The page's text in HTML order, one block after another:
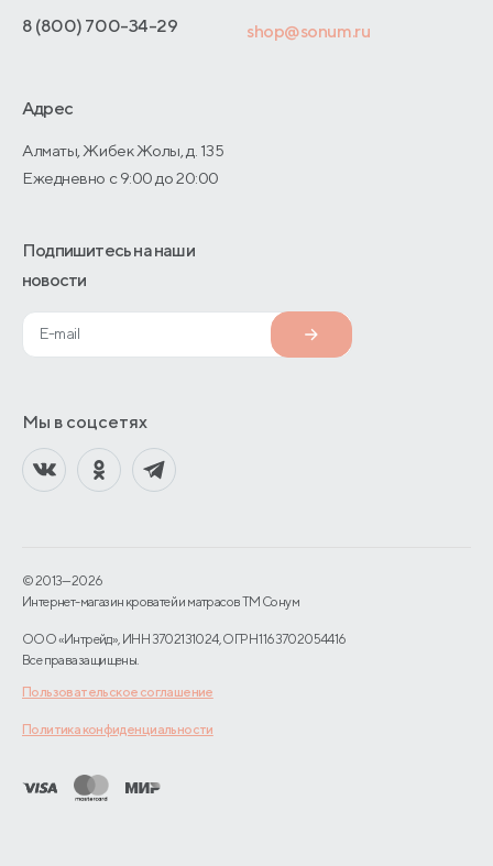
Договор-оферты
8 (800) 700-34-29 shop@sonum.ru
Адрес
Алматы, Жибек Жолы, д. 135
Ежедневно с 9:00 до 20:00
Подпишитесь на наши
новости
Мы в соцсетях
© 2013—2026
Интернет-магазин кроватей и матрасов TM Сонум
ООО «Интрейд», ИНН 3702131024, ОГРН 1163702054416
Все права защищены.
Пользовательское соглашение
Политика конфиденциальности